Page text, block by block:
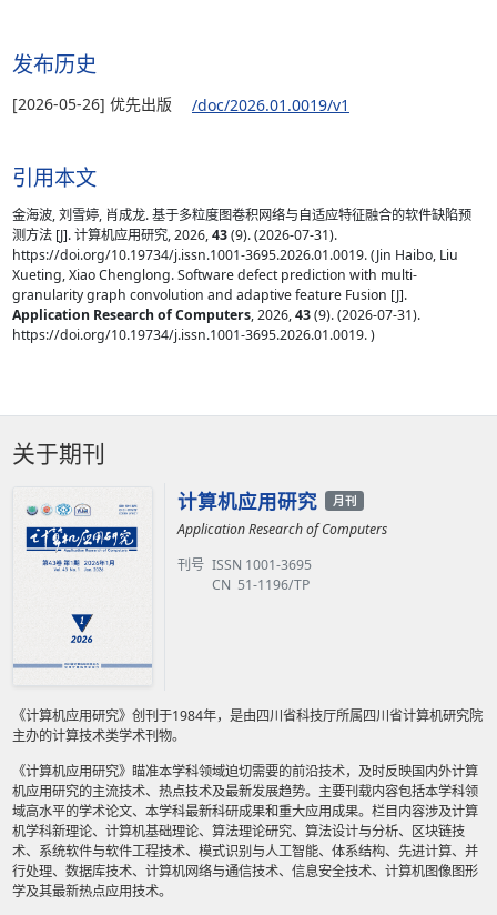
发布历史
[2026-05-26] 优先出版 /doc/2026.01.0019/v1
引用本文
金海波, 刘雪婷, 肖成龙. 基于多粒度图卷积网络与自适应特征融合的软件缺陷预
测方法 [J]. 计算机应用研究, 2026,43(9). (2026-07-31).
https://doi.org/10.19734/j.issn.1001-3695.2026.01.0019. (Jin Haibo, Liu
Xueting, Xiao Chenglong. Software defect prediction with multi-
granularity graph convolution and adaptive feature Fusion [J].
Application Research of Computers, 2026,43(9). (2026-07-31).
https://doi.org/10.19734/j.issn.1001-3695.2026.01.0019. )
关于期刊
计算机应用研究 月刊
Application Research of Computers
刊号 ISSN 1001-3695
CN 51-1196/TP
《计算机应用研究》创刊于1984年，是由四川省科技厅所属四川省计算机研究院
主办的计算技术类学术刊物。
《计算机应用研究》瞄准本学科领域迫切需要的前沿技术，及时反映国内外计算
机应用研究的主流技术、热点技术及最新发展趋势。主要刊载内容包括本学科领
域高水平的学术论文、本学科最新科研成果和重大应用成果。栏目内容涉及计算
机学科新理论、计算机基础理论、算法理论研究、算法设计与分析、区块链技
术、系统软件与软件工程技术、模式识别与人工智能、体系结构、先进计算、并
行处理、数据库技术、计算机网络与通信技术、信息安全技术、计算机图像图形
学及其最新热点应用技术。